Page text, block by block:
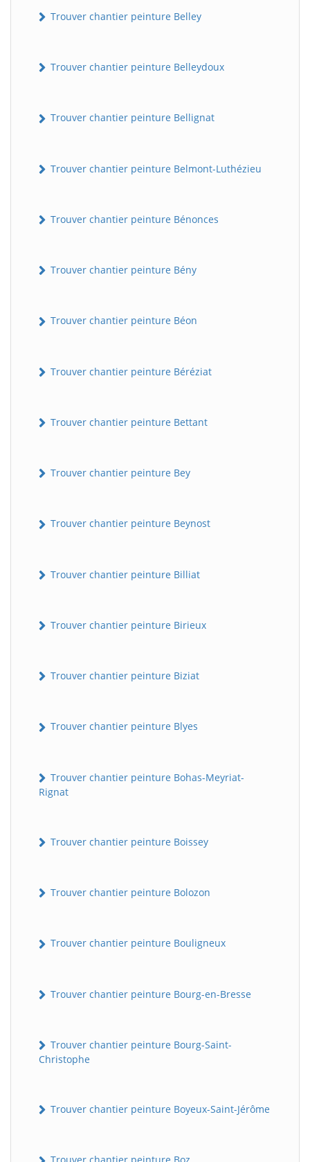
Trouver chantier peinture Belley
Trouver chantier peinture Belleydoux
Trouver chantier peinture Bellignat
Trouver chantier peinture Belmont-Luthézieu
Trouver chantier peinture Bénonces
Trouver chantier peinture Bény
Trouver chantier peinture Béon
Trouver chantier peinture Béréziat
Trouver chantier peinture Bettant
Trouver chantier peinture Bey
Trouver chantier peinture Beynost
Trouver chantier peinture Billiat
Trouver chantier peinture Birieux
Trouver chantier peinture Biziat
Trouver chantier peinture Blyes
Trouver chantier peinture Bohas-Meyriat-
Rignat
Trouver chantier peinture Boissey
Trouver chantier peinture Bolozon
Trouver chantier peinture Bouligneux
Trouver chantier peinture Bourg-en-Bresse
Trouver chantier peinture Bourg-Saint-
Christophe
Trouver chantier peinture Boyeux-Saint-Jérôme